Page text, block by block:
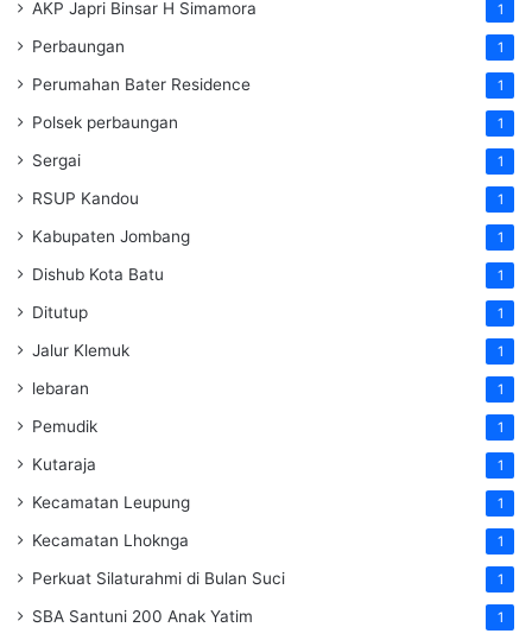
AKP Japri Binsar H Simamora 1
Perbaungan 1
Perumahan Bater Residence 1
Polsek perbaungan 1
Sergai 1
RSUP Kandou 1
Kabupaten Jombang 1
Dishub Kota Batu 1
Ditutup 1
Jalur Klemuk 1
lebaran 1
Pemudik 1
Kutaraja 1
Kecamatan Leupung 1
Kecamatan Lhoknga 1
Perkuat Silaturahmi di Bulan Suci 1
SBA Santuni 200 Anak Yatim 1